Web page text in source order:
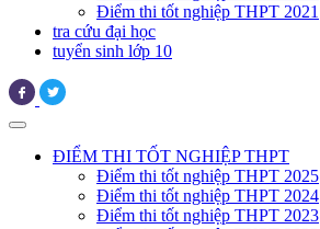
Điểm thi tốt nghiệp THPT 2021
tra cứu đại học
tuyển sinh lớp 10
ĐIỂM THI TỐT NGHIỆP THPT
Điểm thi tốt nghiệp THPT 2025
Điểm thi tốt nghiệp THPT 2024
Điểm thi tốt nghiệp THPT 2023